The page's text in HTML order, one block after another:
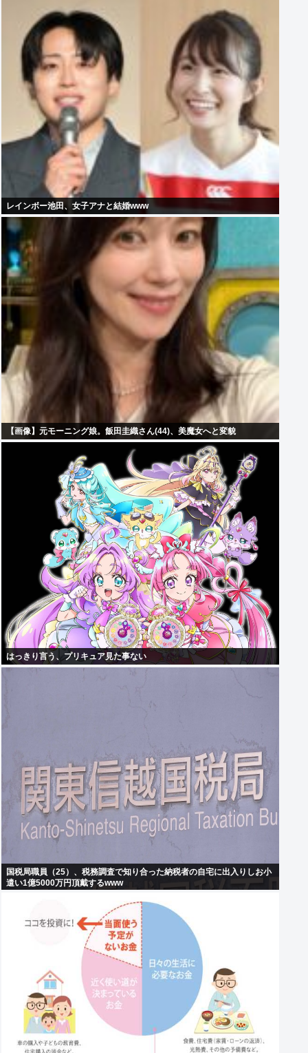
レインボー池田、女子アナと結婚www
【画像】元モーニング娘。飯田圭織さん(44)、美魔女へと変貌
はっきり言う、プリキュア見た事ない
国税局職員（25）、税務調査で知り合った納税者の自宅に出入りしお小
遣い1億5000万円頂戴するwww